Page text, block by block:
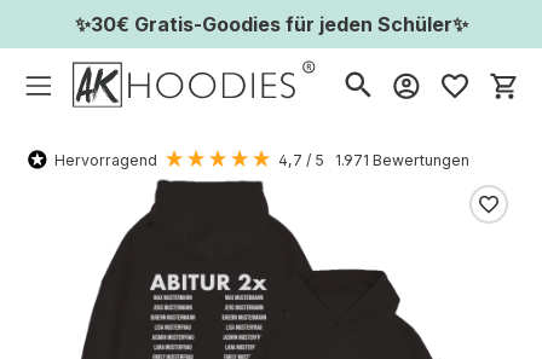
✨30€ Gratis-Goodies für jeden Schüler✨
Hervorragend 4,7 / 5 1.971 Bewertungen